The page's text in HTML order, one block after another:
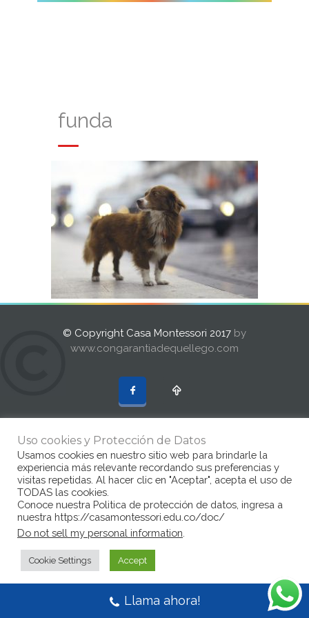
funda
© Copyright Casa Montessori 2017 by
www.congarantiadequellego.com
Uso cookies y Protección de Datos
Usamos cookies en nuestro sitio web para brindarle la
experiencia más relevante recordando sus preferencias y
visitas repetidas. Al hacer clic en "Aceptar", acepta el uso de
TODAS las cookies.
Conoce nuestra Politica de protección de datos, ingresa a
nuestra https://casamontessori.edu.co/doc/
Do not sell my personal information
Cookie Settings Accept
Llama ahora!